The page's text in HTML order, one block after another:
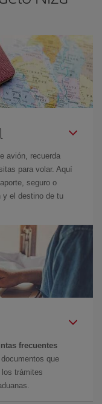
avión, recuerda
para volar. Aquí
seguro o
y el destino de tu
frecuentes
que
trámites